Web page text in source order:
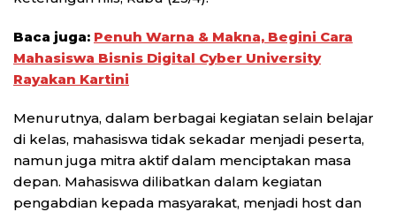
Baca juga: Penuh Warna & Makna, Begini Cara
Mahasiswa Bisnis Digital Cyber University
Rayakan Kartini
Menurutnya, dalam berbagai kegiatan selain belajar
di kelas, mahasiswa tidak sekadar menjadi peserta,
namun juga mitra aktif dalam menciptakan masa
depan. Mahasiswa dilibatkan dalam kegiatan
pengabdian kepada masyarakat, menjadi host dan